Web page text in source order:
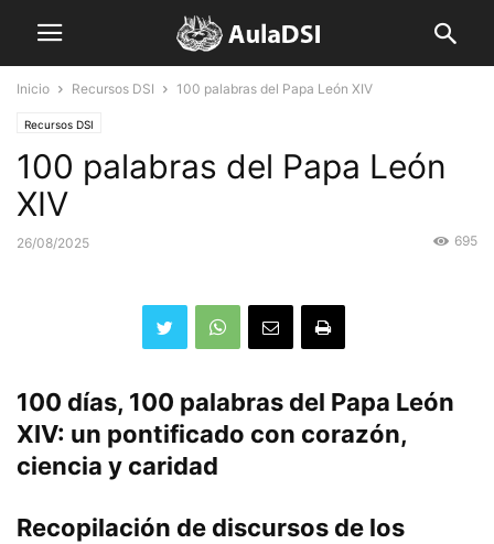
Inicio Recursos DSI 100 palabras del Papa León XIV
Recursos DSI
100 palabras del Papa León
XIV
26/08/2025 695
100 días, 100 palabras del Papa León
XIV: un pontificado con corazón,
ciencia y caridad
Recopilación de discursos de los